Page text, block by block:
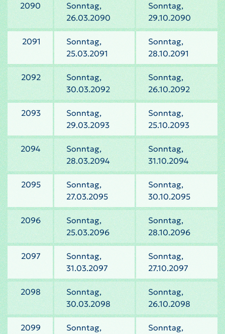
2090
Sonntag,
26.03.2090
Sonntag,
29.10.2090
2091
Sonntag,
25.03.2091
Sonntag,
28.10.2091
2092
Sonntag,
30.03.2092
Sonntag,
26.10.2092
2093
Sonntag,
29.03.2093
Sonntag,
25.10.2093
2094
Sonntag,
28.03.2094
Sonntag,
31.10.2094
2095
Sonntag,
27.03.2095
Sonntag,
30.10.2095
2096
Sonntag,
25.03.2096
Sonntag,
28.10.2096
2097
Sonntag,
31.03.2097
Sonntag,
27.10.2097
2098
Sonntag,
30.03.2098
Sonntag,
26.10.2098
2099
Sonntag,
Sonntag,